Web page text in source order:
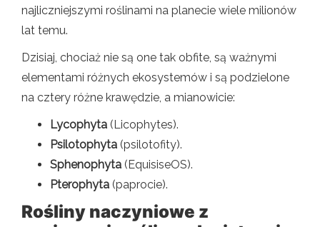
najliczniejszymi roślinami na planecie wiele milionów
lat temu.
Dzisiaj, chociaż nie są one tak obfite, są ważnymi
elementami różnych ekosystemów i są podzielone
na cztery różne krawędzie, a mianowicie:
Lycophyta (Licophytes).
Psilotophyta (psilotofity).
Sphenophyta (EquisiseOS).
Pterophyta (paprocie).
Rośliny naczyniowe z